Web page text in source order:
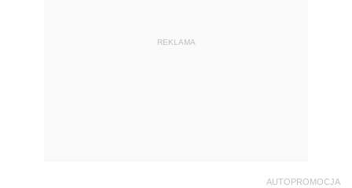
REKLAMA
AUTOPROMOCJA